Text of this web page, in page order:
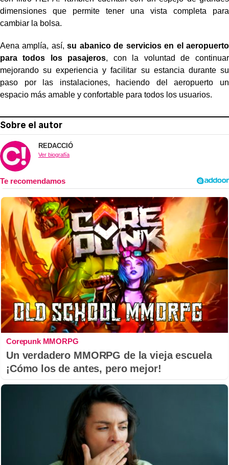
dimensiones que permite tener una vista completa para
cambiar la bolsa.
Aena amplía, así,su abanico de servicios en el aeropuerto
para todos los pasajeros, con la voluntad de continuar
mejorando su experiencia y facilitar su estancia durante su
paso por las instalaciones, haciendo del aeropuerto un
espacio más amable y confortable para todos los usuarios.
Sobre el autor
REDACCIÓ
Ver biografía
Corepunk MMORPG
Un verdadero MMORPG de la vieja escuela
¡Cómo los de antes, pero mejor!